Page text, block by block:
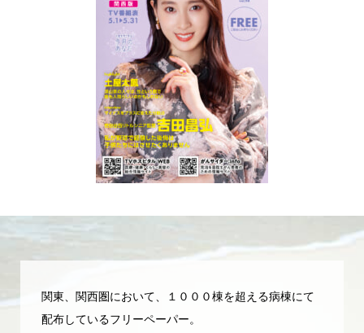
関東、関西圏において、１０００棟を超える病棟にて
配布しているフリーペーパー。